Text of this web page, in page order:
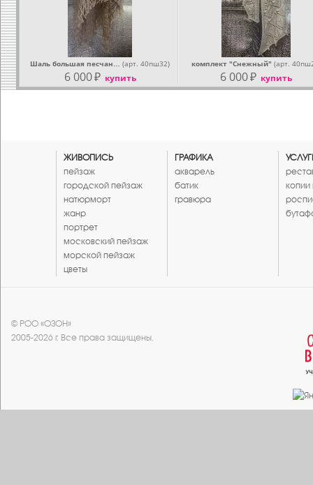
Шаль большая песчан… (арт. 40пш32)
6 000₽ купить
комплект "Снежный" (арт.
6 000₽ купить
ЖИВОПИСЬ
пейзаж
городской пейзаж
натюрморт
жанр
портрет
московский пейзаж
морской пейзаж
цветы
ГРАФИКА
акварель
батик
гравюра
копии
© РОО «ОЗОН»
2005-2026 г. Все права защищены.